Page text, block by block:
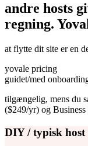
andre hosts
regning.
at flytte dit site er en
yovale pricing
guidet/med
tilgængelig, mens du
($249/yr) og
DIY / typisk host